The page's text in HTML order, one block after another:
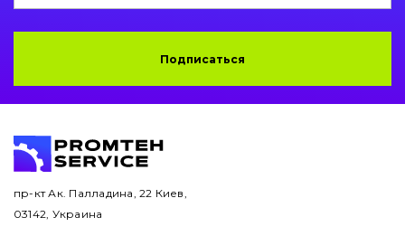
Рама и кузов
Буровой инструмент
Электрооборудование
Подписаться
пр-кт Ак. Палладина, 22 Киев,
03142, Украина